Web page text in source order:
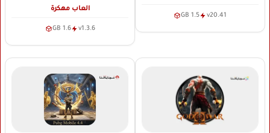
v20.41
1.5 GB
العاب مهكرة
v1.3.6
1.6 GB